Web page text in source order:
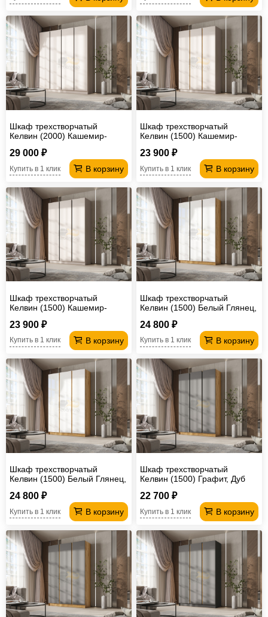
Шкаф трехстворчатый
Келвин (2000) Кашемир-
29 000 ₽
В корзину
Купить в 1 клик
Шкаф трехстворчатый
Келвин (1500) Кашемир-
23 900 ₽
В корзину
Купить в 1 клик
Шкаф трехстворчатый
Келвин (1500) Кашемир-
23 900 ₽
В корзину
Купить в 1 клик
Шкаф трехстворчатый
Келвин (1500) Белый Глянец,
24 800 ₽
В корзину
Купить в 1 клик
Шкаф трехстворчатый
Келвин (1500) Белый Глянец,
24 800 ₽
В корзину
Купить в 1 клик
Шкаф трехстворчатый
Келвин (1500) Графит, Дуб
22 700 ₽
В корзину
Купить в 1 клик